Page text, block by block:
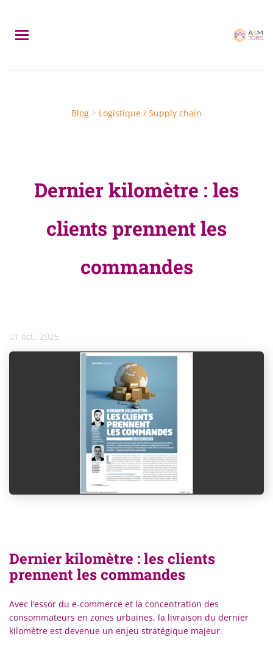
main
content
Blog > Logistique / Supply chain
Dernier kilomètre : les
clients prennent les
commandes
01 oct., 2025
Dernier kilomètre : les clients
prennent les commandes
Avec l’essor du e-commerce et la concentration des
consommateurs en zones urbaines, la livraison du dernier
kilomètre est devenue un enjeu stratégique majeur.